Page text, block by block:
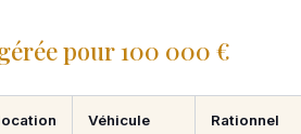
pour 100 000 €
Véhicule Rationnel